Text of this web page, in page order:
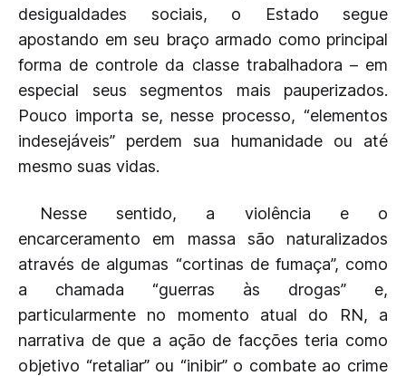
desigualdades sociais, o Estado segue
apostando em seu braço armado como principal
forma de controle da classe trabalhadora – em
especial seus segmentos mais pauperizados.
Pouco importa se, nesse processo, “elementos
indesejáveis” perdem sua humanidade ou até
mesmo suas vidas.
Nesse sentido, a violência e o
encarceramento em massa são naturalizados
através de algumas “cortinas de fumaça”, como
a chamada “guerras às drogas” e,
particularmente no momento atual do RN, a
narrativa de que a ação de facções teria como
objetivo “retaliar” ou “inibir” o combate ao crime